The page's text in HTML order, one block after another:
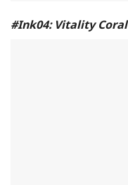
#Ink04: Vitality Coral